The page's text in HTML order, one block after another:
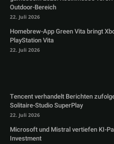
Outdoor-Bereich
22. Juli 2026
Homebrew-App Green Vita bringt
PlayStation Vita
22. Juli 2026
Tencent verhandelt Berichten
Solitaire-Studio SuperPlay
22. Juli 2026
Microsoft und Mistral vertiefen KI-
Investment